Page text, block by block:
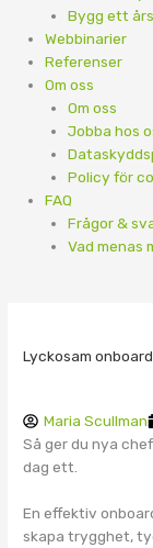
Bygg ett
Webbinarier
Referenser
Om oss
Om oss
Jobba hos
Policy för
FAQ
Frågor &
Vad menas
Lyckosam
Maria Scullman
Så ger du nya
dag ett.
En effektiv
skapa trygghet,